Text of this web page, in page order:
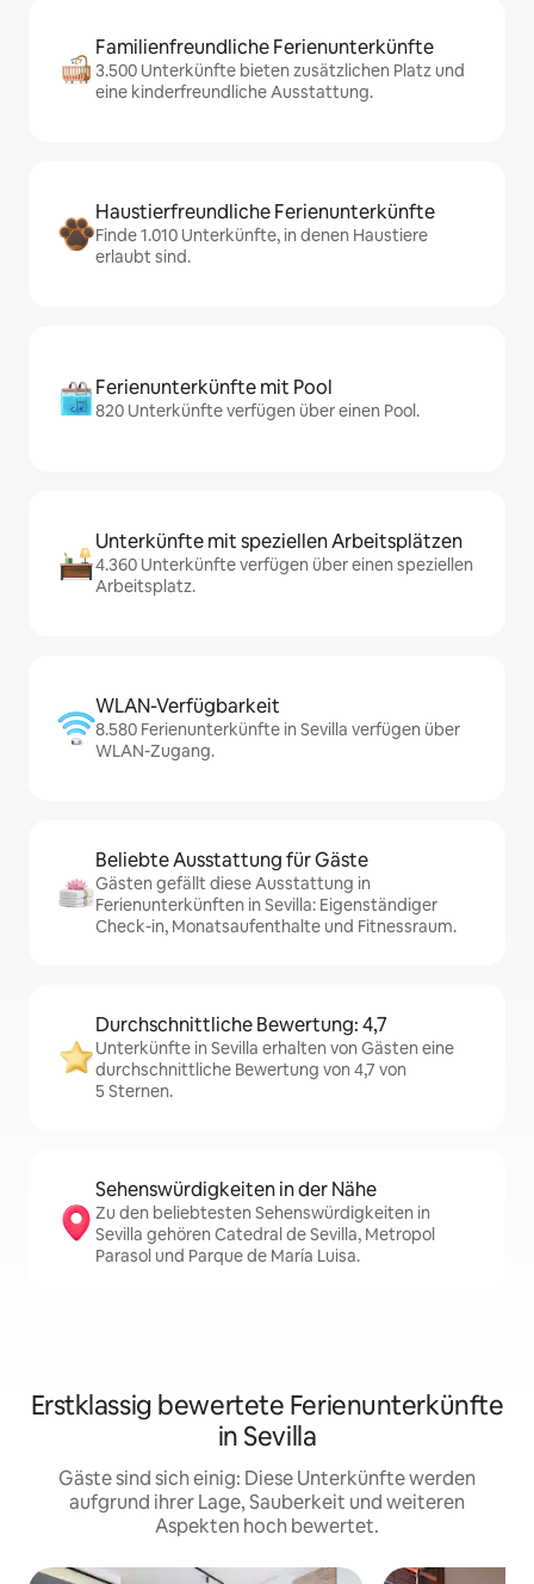
Familienfreundliche Ferienunterkünfte
3.500 Unterkünfte bieten zusätzlichen Platz und
eine kinderfreundliche Ausstattung.
Haustierfreundliche Ferienunterkünfte
Finde 1.010 Unterkünfte, in denen Haustiere
erlaubt sind.
Ferienunterkünfte mit Pool
820 Unterkünfte verfügen über einen Pool.
Unterkünfte mit speziellen Arbeitsplätzen
4.360 Unterkünfte verfügen über einen speziellen
Arbeitsplatz.
WLAN-Verfügbarkeit
8.580 Ferienunterkünfte in Sevilla verfügen über
WLAN-Zugang.
Beliebte Ausstattung für Gäste
Gästen gefällt diese Ausstattung in
Ferienunterkünften in Sevilla: Eigenständiger
Check-in, Monatsaufenthalte und Fitnessraum.
Durchschnittliche Bewertung: 4,7
Unterkünfte in Sevilla erhalten von Gästen eine
durchschnittliche Bewertung von 4,7 von
5 Sternen.
Sehenswürdigkeiten in der Nähe
Zu den beliebtesten Sehenswürdigkeiten in
Sevilla gehören Catedral de Sevilla, Metropol
Parasol und Parque de María Luisa.
Erstklassig bewertete Ferienunterkünfte
in Sevilla
Gäste sind sich einig: Diese Unterkünfte werden
aufgrund ihrer Lage, Sauberkeit und weiteren
Aspekten hoch bewertet.